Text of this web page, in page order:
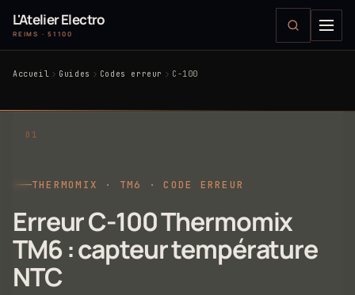
L'Atelier Electro
REIMS · 51100
Accueil Guides Codes erreur C-100
THERMOMIX · TM6 · CODE ERREUR
Erreur C-100 Thermomix
TM6 : capteur température
NTC